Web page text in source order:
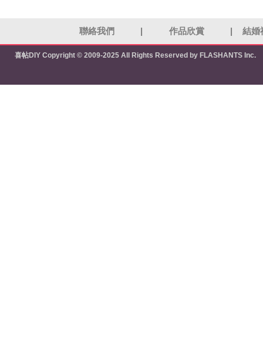
聯絡我們 作品欣賞 結婚
喜帖DIY Copyright © 2009-2025 All Rights Reserved by FLASHANTS Inc.